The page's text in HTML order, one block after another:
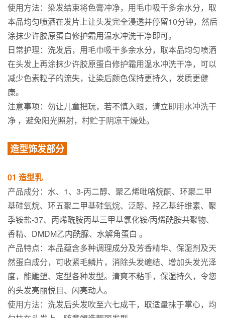
使用方法：染发结束将色膏冲净，用毛巾吸干多余水分，取
本品均匀喷洒在发片上让头发完全浸透并停留10分钟，然后
涂抹少许胶原蛋白修护霜用温水冲洗干净即可。
日常护理：洗发后，用毛巾吸干多余水分，取本品均匀喷洒
在头发上再涂抹少许胶原蛋白修护霜用温水冲洗干净，可以
减少色素粒子的流失，让染后颜色保持更持久，发质更健
康。
注意事项：勿让儿童把玩，若不慎入眼，请立即用水冲洗干
净 ，避免阳光照射，村贮于阴凉干燥处。
造型饰发部分
01 造型乳
产品成分：水、1、3-丙二醇、聚乙烯吡咯烷酮、环聚二甲
基硅氧烷、环五聚二甲基硅氧烷、泛醇、羟乙基纤维素、聚
季铵盐-37、丙烯酰胺丙基三甲基氯化铵/丙烯酰胺共聚物、
香精、DMDM乙内酰脲、水解角蛋白 。
产品特点：本品蕴含多种调理成分及芳香精华、保湿剂及天
然蛋白成分，可收紧毛鳞片，消除头发缠结、增加头发光泽
度，能雕塑、定型各种发型。清爽不粘手，保湿持久，令您
的头发亮丽悦目、闪亮动人。
使用方法：洗发后头发吹至六七成干，取适量抹于掌心，均